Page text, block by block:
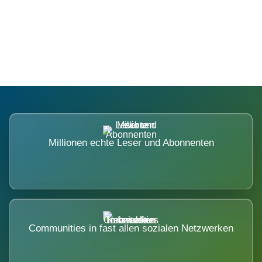
Millionen echte Leser und Abonnenten
Communities in fast allen sozialen Netzwerken